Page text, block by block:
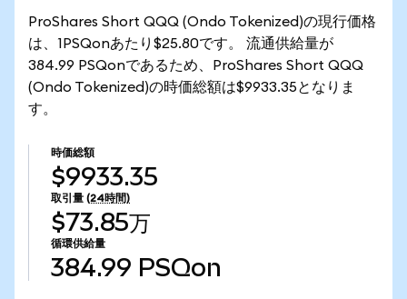
ProShares Short QQQ (Ondo Tokenized)の現行価格
は、1PSQonあたり$25.80です。 流通供給量が
384.99 PSQonであるため、ProShares Short QQQ
(Ondo Tokenized)の時価総額は$9933.35となりま
す。
時価総額
$9933.35
取引量 (24時間)
$73.85万
循環供給量
384.99 PSQon